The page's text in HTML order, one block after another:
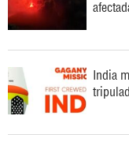
India